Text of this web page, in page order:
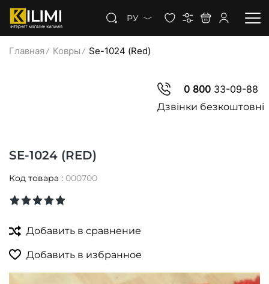
РУ
Главная Ковры Se-1024 (Red)
0 80033-09-88
Дзвінки безкоштовні
SE-1024 (RED)
Код товара : 000700
Добавить в сравнение
Добавить в избранное